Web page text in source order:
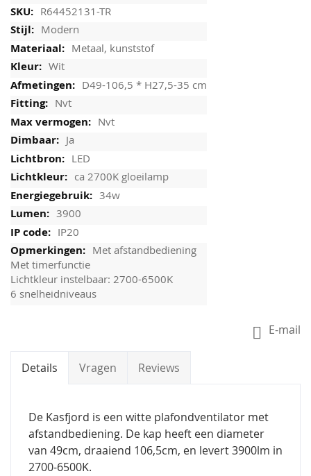
R64452131-TR
Modern
Metaal, kunststof
Wit
D49-106,5 * H27,5-35 cm
Nvt
Nvt
Ja
LED
ca 2700K gloeilamp
34w
3900
IP20
Met afstandbediening
Met timerfunctie
Lichtkleur instelbaar: 2700-6500K
6 snelheidniveaus
E-mail
Details Vragen Reviews
De Kasfjord is een witte plafondventilator met
afstandbediening. De kap heeft een diameter
van 49cm, draaiend 106,5cm, en levert 3900lm in
2700-6500K.